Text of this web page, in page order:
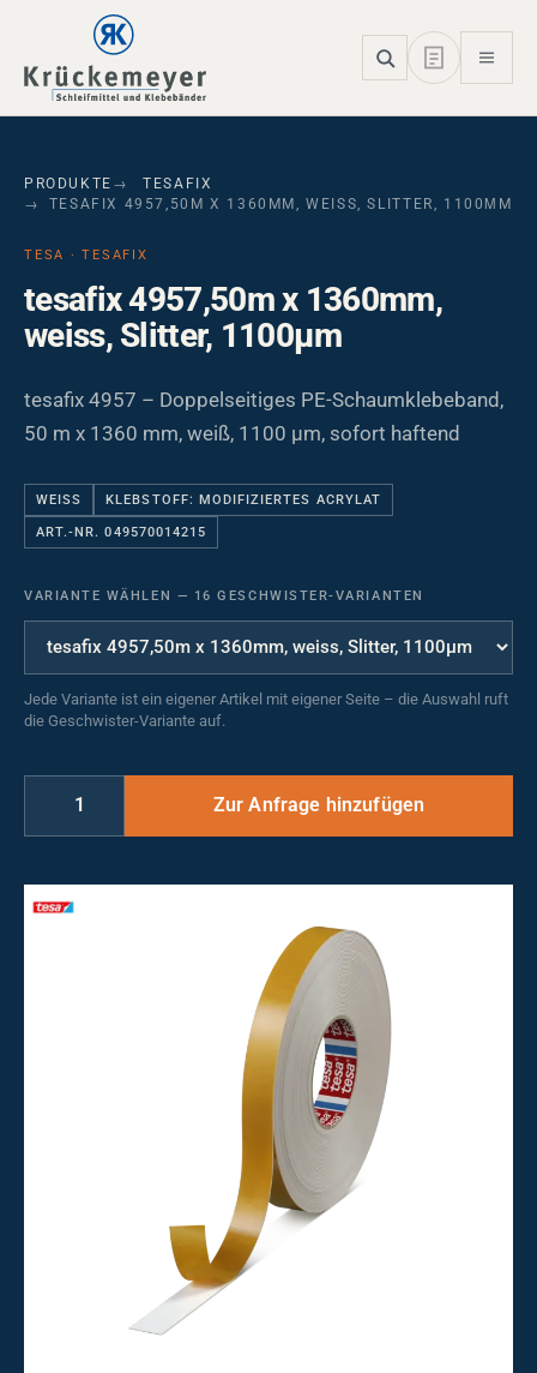
Skip to main navigation
Skip to main content
Skip to page footer
PRODUKTE
TESAFIX
TESAFIX 4957,50M X 1360MM, WEISS, SLITTER, 1100ΜM
TESA · TESAFIX
tesafix 4957,50m x 1360mm,
weiss, Slitter, 1100µm
tesafix 4957 – Doppelseitiges PE-Schaumklebeband,
50 m x 1360 mm, weiß, 1100 µm, sofort haftend
WEISS KLEBSTOFF: MODIFIZIERTES ACRYLAT
ART.-NR. 049570014215
VARIANTE WÄHLEN — 16 GESCHWISTER-VARIANTEN
Jede Variante ist ein eigener Artikel mit eigener Seite – die Auswahl ruft
die Geschwister-Variante auf.